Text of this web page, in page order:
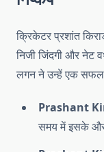
क्रिकेटर प्रशांत
निजी जिंदगी और नेट
लगन ने उन्हें एक सफल
Prashant
समय में इसके और